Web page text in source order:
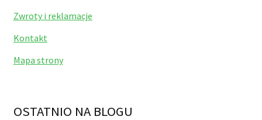
Zwroty i reklamacje
Kontakt
Mapa strony
OSTATNIO NA BLOGU